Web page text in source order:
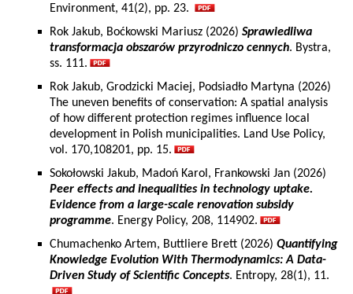
Environment, 41(2), pp. 23.
Rok Jakub, Boćkowski Mariusz (2026) Sprawiedliwa
transformacja obszarów przyrodniczo cennych. Bystra,
ss. 111.
Rok Jakub, Grodzicki Maciej, Podsiadło Martyna (2026)
The uneven benefits of conservation: A spatial analysis
of how different protection regimes influence local
development in Polish municipalities. Land Use Policy,
vol. 170,108201, pp. 15.
Sokołowski Jakub, Madoń Karol, Frankowski Jan (2026)
Peer effects and inequalities in technology uptake.
Evidence from a large-scale renovation subsidy
programme. Energy Policy, 208, 114902.
Chumachenko Artem, Buttliere Brett (2026) Quantifying
Knowledge Evolution With Thermodynamics: A Data-
Driven Study of Scientific Concepts. Entropy, 28(1), 11.